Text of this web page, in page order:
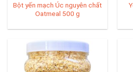
Bột yến mạch Úc nguyên chất
Oatmeal 500 g